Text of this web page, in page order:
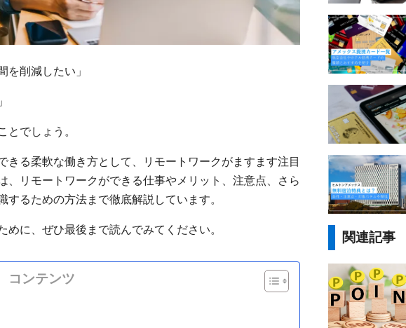
を削減したい」
とでしょう。
きる柔軟な働き方として、リモートワークがますます注目
、リモートワークができる仕事やメリット、注意点、さら
るための方法まで徹底解説しています。
めに、ぜひ最後まで読んでみてください。
コンテンツ
関連記事